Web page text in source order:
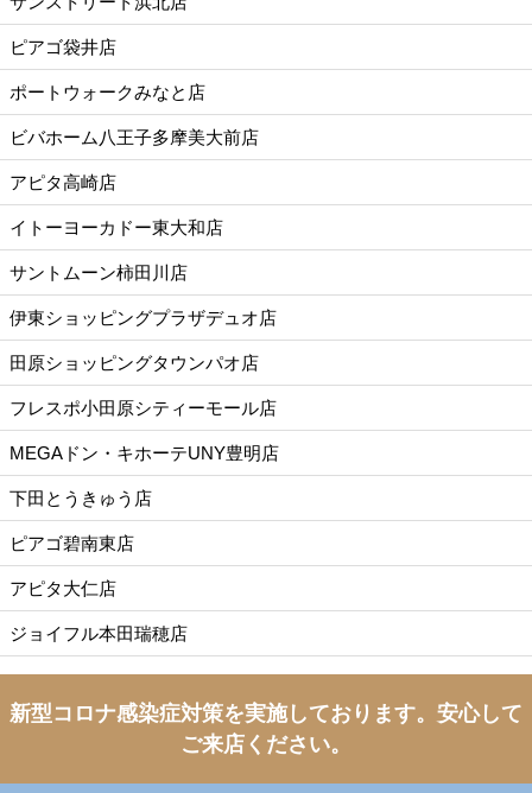
ピアゴ袋井店
ポートウォークみなと店
ビバホーム八王子多摩美大前店
アピタ高崎店
イトーヨーカドー東大和店
サントムーン柿田川店
伊東ショッピングプラザデュオ店
田原ショッピングタウンパオ店
フレスポ小田原シティーモール店
MEGAドン・キホーテUNY豊明店
下田とうきゅう店
ピアゴ碧南東店
アピタ大仁店
ジョイフル本田瑞穂店
新型コロナ感染症対策を実施しております。 安心して
ご来店ください。